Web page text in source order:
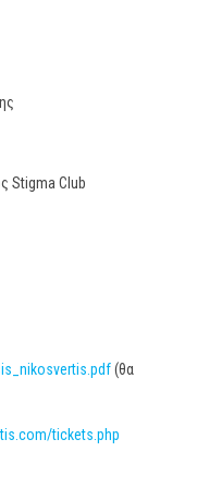
Stigma Club
(θα
tickets.php